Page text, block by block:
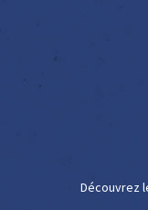
Découvrez